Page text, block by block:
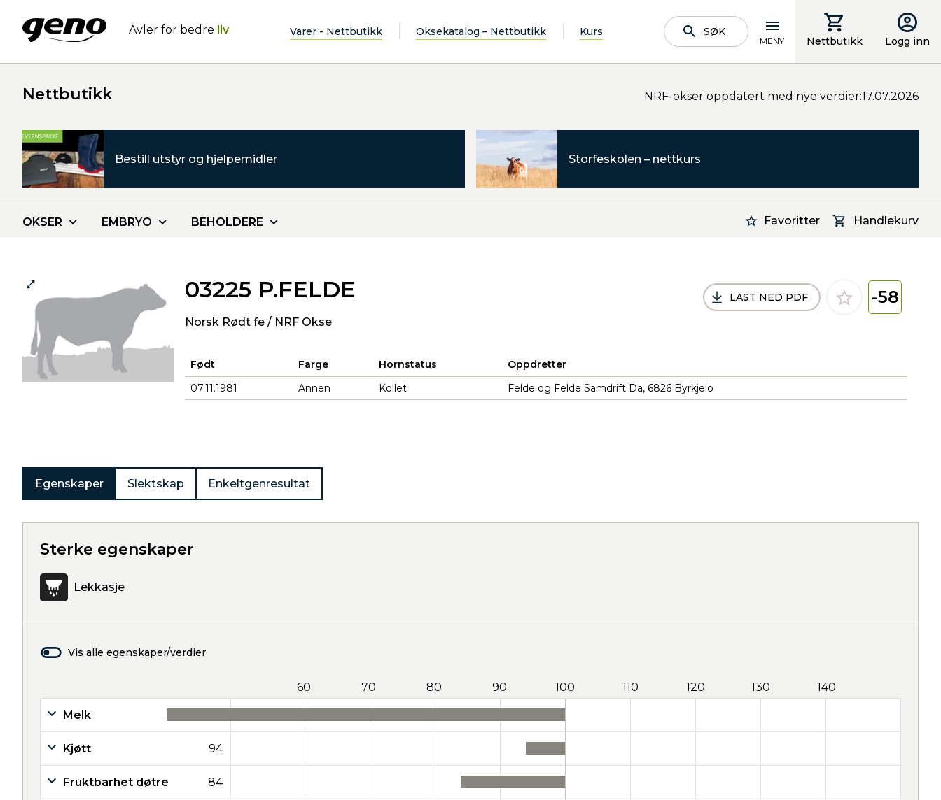
Avler for bedre liv Varer - Nettbutikk Oksekatalog – Nettbutikk Kurs SØK
MENY Nettbutikk Logg inn
Nettbutikk NRF-okser oppdatert med nye verdier:17.07.2026
Bestill utstyr og hjelpemidler Storfeskolen – nettkurs
Favoritter Handlekurv
OKSER EMBRYO BEHOLDERE
03225 P.FELDE
Norsk Rødt fe / NRF Okse
LAST NED PDF -58
Født Farge Hornstatus
Oppdretter
07.11.1981
Annen Kollet Felde og Felde Samdrift Da, 6826 Byrkjelo
Egenskaper Slektskap Enkeltgenresultat
Sterke egenskaper
Lekkasje
Vis alle egenskaper/verdier
60 70 80 90 100 110 120 130 140
Melk
Kjøtt 94
Fruktbarhet døtre 84